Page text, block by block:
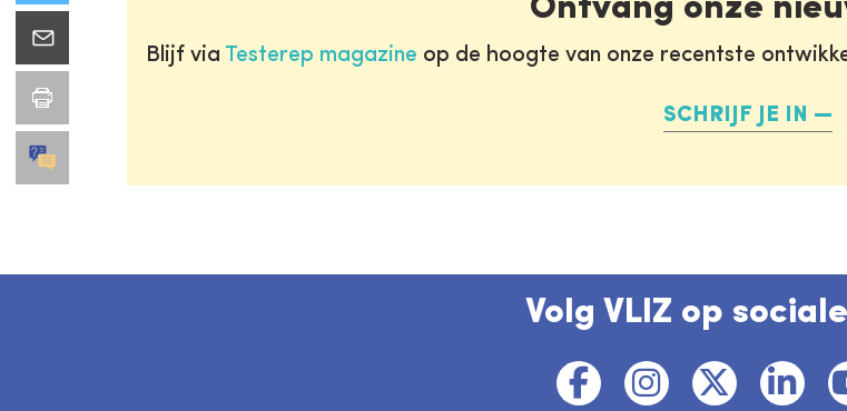
Ontvang onze
Blijf via Testerep magazine op de hoogte van onze recentste
SCHRIJF JE IN
Volg VLIZ op